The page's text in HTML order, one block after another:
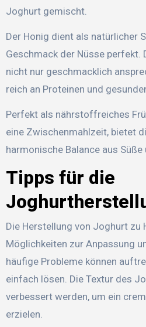
Joghurt gemischt.
Der Honig dient als natürlicher
Geschmack der Nüsse perfekt.
nicht nur geschmacklich
reich an Proteinen und
Perfekt als nährstoffreiches
eine Zwischenmahlzeit, bietet
harmonische Balance aus Süße
Tipps für die
Die Herstellung von Joghurt zu
Möglichkeiten zur Anpassung
häufige Probleme können
einfach lösen. Die Textur des
verbessert werden, um ein
erzielen.